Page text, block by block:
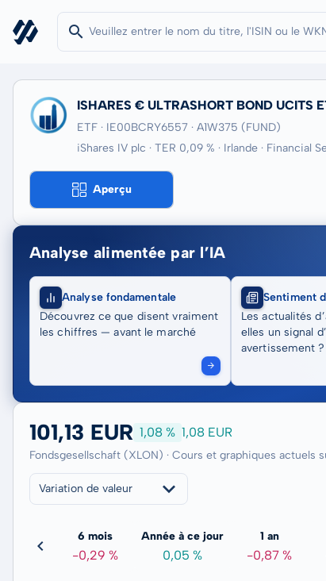
ISHARES € ULTRASHORT BOND UCITS
ETF · IE00BCRY6557 · A1W375 (FUND)
iShares IV plc · TER 0,09 % · Irlande · Financial
Aperçu
Analyse alimentée par l’IA
Analyse fondamentale
Découvrez ce que disent vraiment
les chiffres — avant le marché
Sentiment
Les actualités
elles un signal
avertissement ?
101,13 EUR 1,08 % 1,08 EUR
Fondsgesellschaft (XLON) · Cours et graphiques actuels
Variation de valeur
6 mois
-0,29 %
Année à ce jour
0,05 %
1 an
-0,87 %